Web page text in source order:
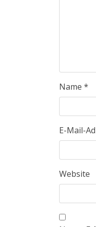
Name *
E-Mail-
Website